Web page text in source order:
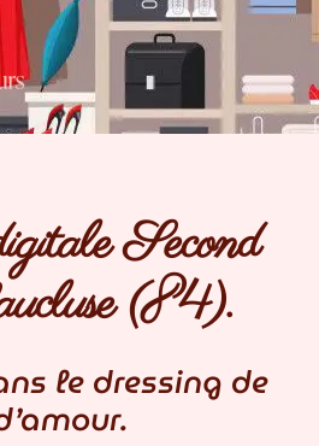
Second
(84).
le dressing de